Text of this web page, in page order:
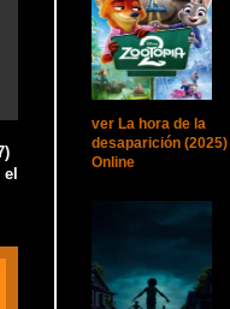
ver La hora de la
desaparición (2025)
Online